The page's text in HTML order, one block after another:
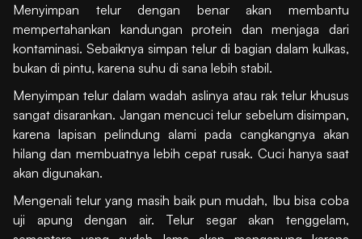
Menyimpan telur dengan benar akan membantu
mempertahankan kandungan protein dan menjaga dari
kontaminasi. Sebaiknya simpan telur di bagian dalam kulkas,
bukan di pintu, karena suhu di sana lebih stabil.
Menyimpan telur dalam wadah aslinya atau rak telur khusus
sangat disarankan. Jangan mencuci telur sebelum disimpan,
karena lapisan pelindung alami pada cangkangnya akan
hilang dan membuatnya lebih cepat rusak. Cuci hanya saat
akan digunakan.
Mengenali telur yang masih baik pun mudah, Ibu bisa coba
uji apung dengan air. Telur segar akan tenggelam,